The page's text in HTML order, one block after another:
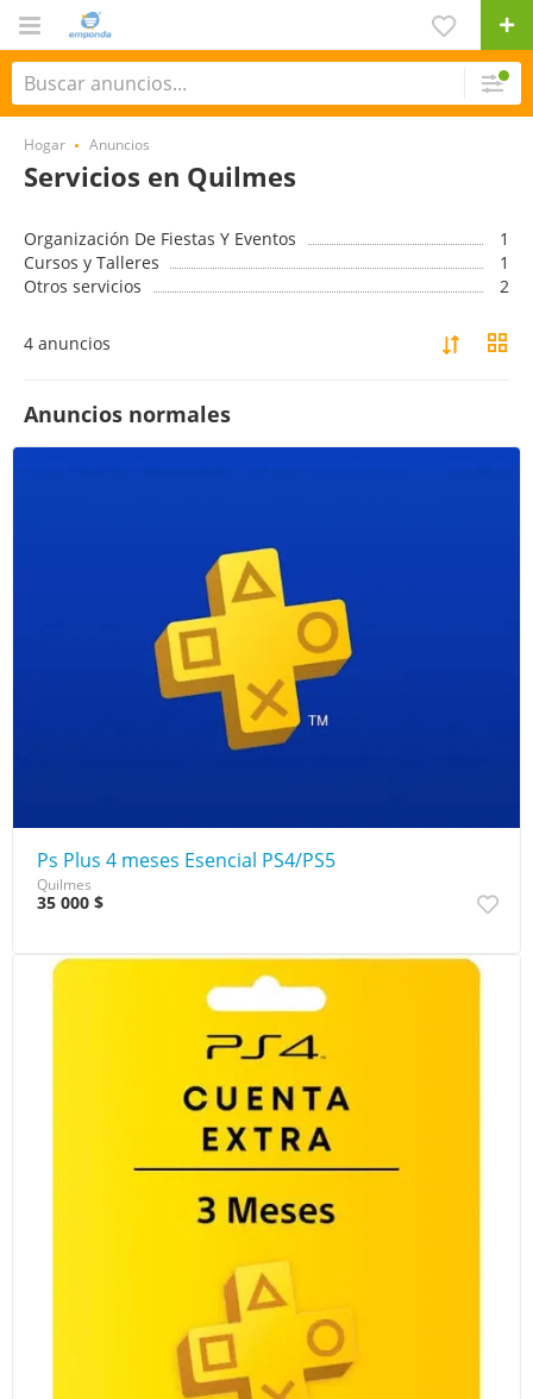
Hogar Anuncios
Servicios en Quilmes
Organización De Fiestas Y Eventos
1
Cursos y Talleres
1
Otros servicios
2
4 anuncios
Anuncios normales
Ps Plus 4 meses Esencial PS4/PS5
Quilmes
35 000 $